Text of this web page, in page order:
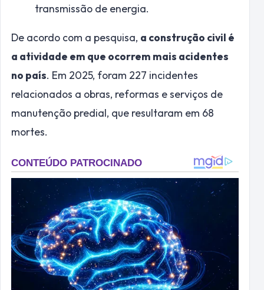
transmissão de energia.
De acordo com a pesquisa, a construção civil é
a atividade em que ocorrem mais acidentes
no país. Em 2025, foram 227 incidentes
relacionados a obras, reformas e serviços de
manutenção predial, que resultaram em 68
mortes.